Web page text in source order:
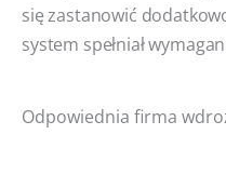
się zastanowić
system spełniał
Odpowiednia firma